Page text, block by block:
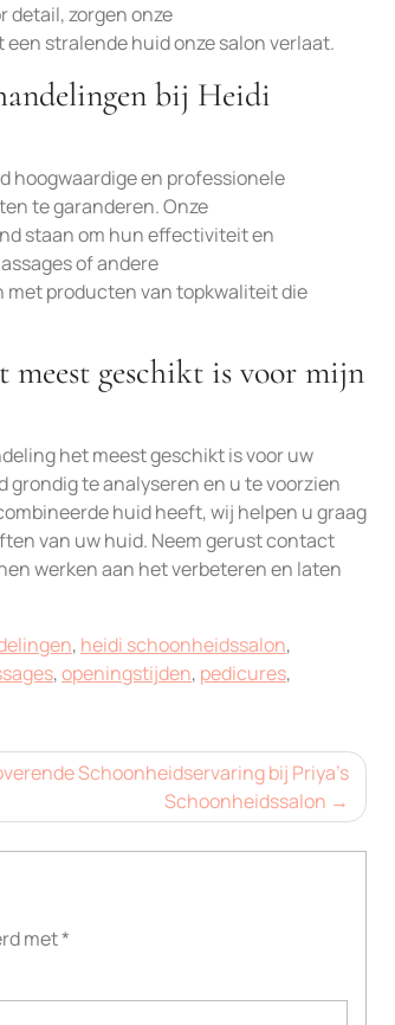
detail, zorgen onze
stralende huid onze salon verlaat.
bij Heidi
hoogwaardige en professionele
te garanderen. Onze
staan om hun effectiviteit en
of andere
met producten van topkwaliteit die
meest geschikt is voor mijn
het meest geschikt is voor uw
te analyseren en u te voorzien
huid heeft, wij helpen u graag
van uw huid. Neem gerust contact
werken aan het verbeteren en laten
, heidi schoonheidssalon,
,openingstijden, pedicures,
Schoonheidservaring bij Priya’s
Schoonheidssalon
met*